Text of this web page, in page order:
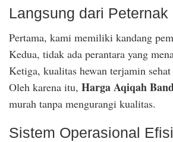
Langsung dari Peternak
Pertama, kami memiliki kandang
Kedua, tidak ada perantara yang
Ketiga, kualitas hewan terjamin sehat
Oleh karena itu, Harga Aqiqah
murah tanpa mengurangi kualitas.
Sistem Operasional